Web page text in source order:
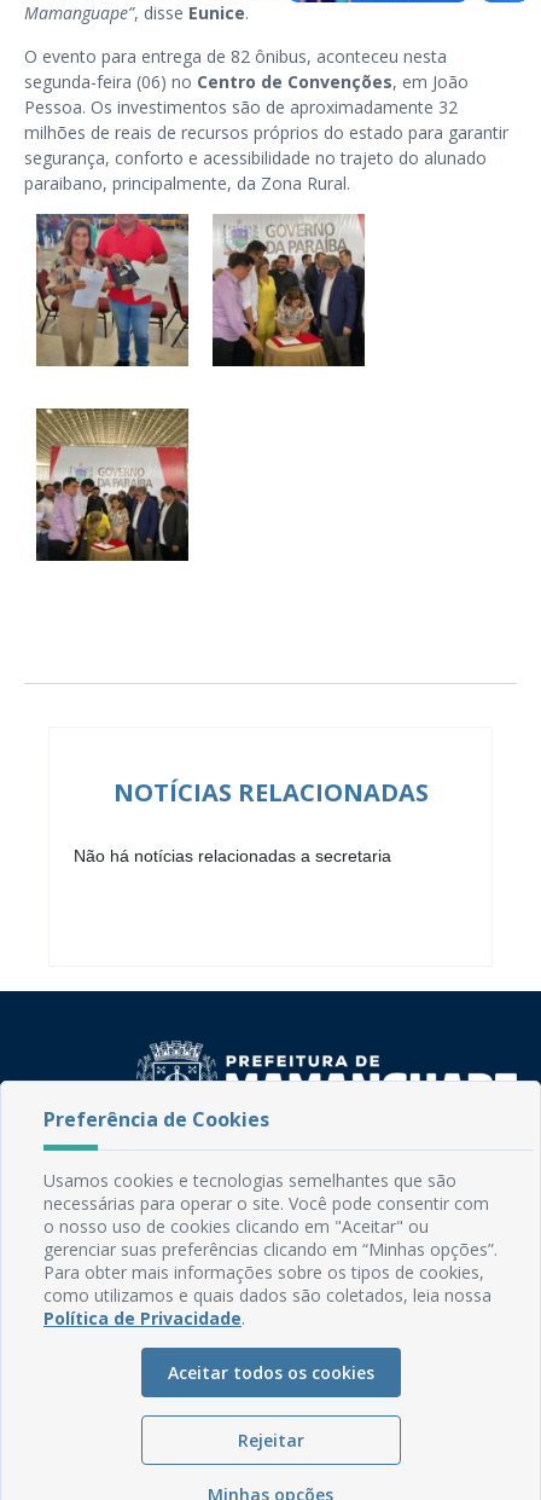
Mamanguape”, disse Eunice.
O evento para entrega de 82 ônibus, aconteceu nesta
segunda-feira (06) no Centro de Convenções, em João
Pessoa. Os investimentos são de aproximadamente 32
milhões de reais de recursos próprios do estado para garantir
segurança, conforto e acessibilidade no trajeto do alunado
paraibano, principalmente, da Zona Rural.
NOTÍCIAS RELACIONADAS
Não há notícias relacionadas a secretaria
Rua do Imperador, 78, Centro
CEP: 58.280-000 - Mamanguape/PB
Fone: (83) 3292-2246
Email: comunicacao@mamanguape.pb.gov.br
Expediente: Segunda à Sexta, das 08h às 13h
Mapa do Site
Perguntas frequentes
Manual de Navegação
Glossário
Ouvidoria
Preferência de Cookies
Usamos cookies e tecnologias semelhantes que são
necessárias para operar o site. Você pode consentir com
o nosso uso de cookies clicando em "Aceitar" ou
gerenciar suas preferências clicando em “Minhas opções”.
Para obter mais informações sobre os tipos de cookies,
como utilizamos e quais dados são coletados, leia nossa
Política de Privacidade.
Aceitar todos os cookies
Rejeitar
Minhas opções